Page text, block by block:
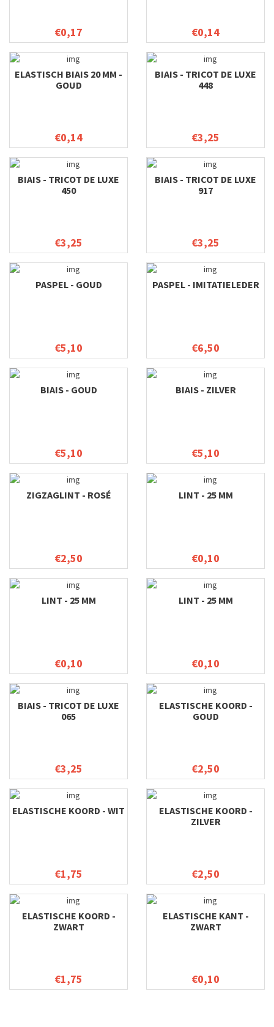
€0,17 €0,14
ELASTISCH BIAIS 20 MM -
GOUD
€0,14
BIAIS - TRICOT DE LUXE
448
€3,25
BIAIS - TRICOT DE LUXE
450
€3,25
BIAIS - TRICOT DE LUXE
917
€3,25
PASPEL - GOUD
€5,10
PASPEL - IMITATIELEDER
€6,50
BIAIS - GOUD
€5,10
BIAIS - ZILVER
€5,10
ZIGZAGLINT - ROSÉ
€2,50
LINT - 25 MM
€0,10
LINT - 25 MM
€0,10
LINT - 25 MM
€0,10
BIAIS - TRICOT DE LUXE
065
€3,25
ELASTISCHE KOORD -
GOUD
€2,50
ELASTISCHE KOORD - WIT
€1,75
ELASTISCHE KOORD -
ZILVER
€2,50
ELASTISCHE KOORD -
ZWART
€1,75
ELASTISCHE KANT -
ZWART
€0,10